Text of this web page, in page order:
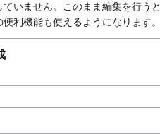
ていません。このまま編集を行う
利機能も使えるようになります。